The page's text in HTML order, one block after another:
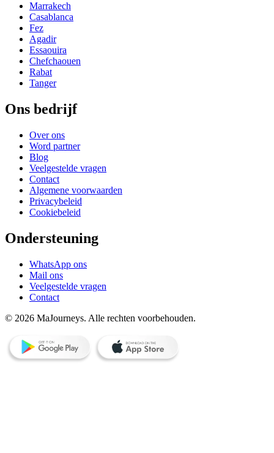
Marrakech
Casablanca
Fez
Agadir
Essaouira
Chefchaouen
Rabat
Tanger
Ons bedrijf
Over ons
Word partner
Blog
Veelgestelde vragen
Contact
Algemene voorwaarden
Privacybeleid
Cookiebeleid
Ondersteuning
WhatsApp ons
Mail ons
Veelgestelde vragen
Contact
© 2026 MaJourneys. Alle rechten voorbehouden.